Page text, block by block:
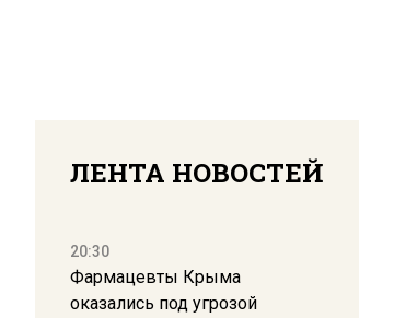
ЛЕНТА НОВОСТЕЙ
20:30
Фармацевты Крыма
оказались под угрозой